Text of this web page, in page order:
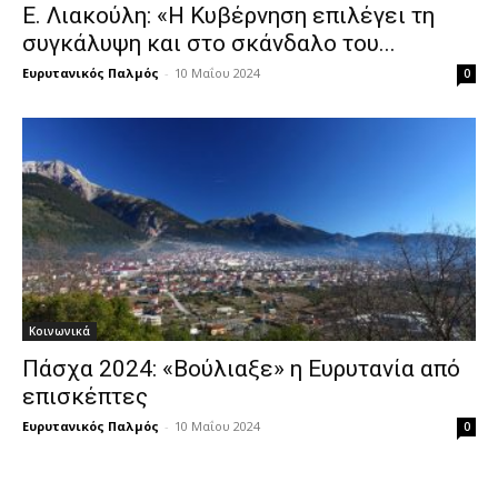
Ε. Λιακούλη: «Η Κυβέρνηση επιλέγει τη
συγκάλυψη και στο σκάνδαλο του...
Ευρυτανικός Παλμός - 10 Μαΐου 2024 0
Κοινωνικά
Πάσχα 2024: «Βούλιαξε» η Ευρυτανία από
επισκέπτες
Ευρυτανικός Παλμός - 10 Μαΐου 2024 0